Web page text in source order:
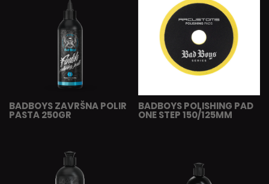
BADBOYS ZAVRŠNA POLIR
PASTA 250GR
BADBOYS POLISHING PAD
ONE STEP 150/125MM